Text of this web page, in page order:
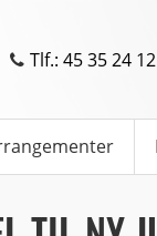
Tlf.: 45 35 24 12